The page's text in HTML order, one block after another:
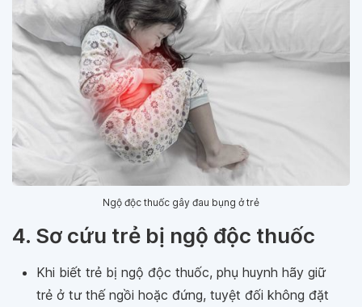
Ngộ độc thuốc gây đau bụng ở trẻ
4. Sơ cứu trẻ bị ngộ độc thuốc
Khi biết trẻ bị ngộ độc thuốc, phụ huynh hãy giữ
trẻ ở tư thế ngồi hoặc đứng, tuyệt đối không đặt